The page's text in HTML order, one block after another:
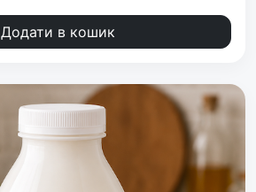
Додати в кошик